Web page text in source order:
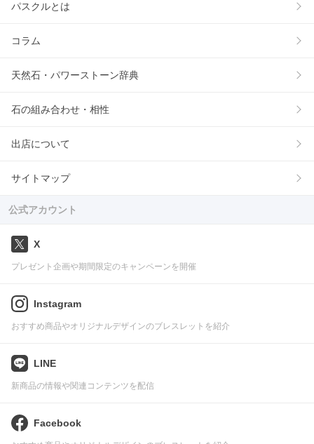
パスクルとは
コラム
天然石・パワーストーン辞典
石の組み合わせ・相性
出店について
サイトマップ
公式アカウント
X
プレゼント企画や期間限定のキャンペーンを開催
Instagram
おすすめ商品やオリジナルデザインのブレスレットを紹介
LINE
新商品の情報や関連コンテンツを配信
Facebook